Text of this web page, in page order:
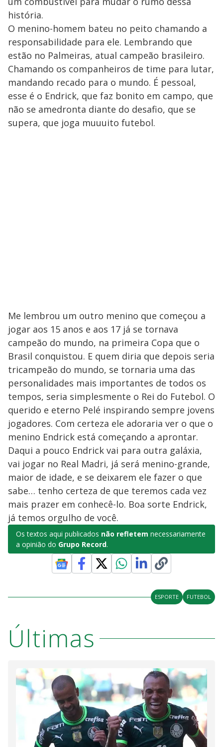
história.
O menino-homem bateu no peito chamando a
responsabilidade para ele. Lembrando que
estão no Palmeiras, atual campeão brasileiro.
Chamando os companheiros de time para lutar,
mandando recado para o mundo. É pessoal,
esse é o Endrick, que faz bonito em campo, que
não se amedronta diante do desafio, que se
supera, que joga muuuito futebol.
Me lembrou um outro menino que começou a
jogar aos 15 anos e aos 17 já se tornava
campeão do mundo, na primeira Copa que o
Brasil conquistou. E quem diria que depois seria
tricampeão do mundo, se tornaria uma das
personalidades mais importantes de todos os
tempos, seria simplesmente o Rei do Futebol. O
querido e eterno Pelé inspirando sempre jovens
jogadores. Com certeza ele adoraria ver o que o
menino Endrick está começando a aprontar.
Daqui a pouco Endrick vai para outra galáxia,
vai jogar no Real Madri, já será menino-grande,
maior de idade, e se deixarem ele fazer o que
sabe… tenho certeza de que teremos cada vez
mais prazer em conhecê-lo. Boa sorte Endrick,
já temos orgulho de você.
Os textos aqui publicados não refletem necessariamente
a opinião do Grupo Record.
ESPORTE FUTEBOL
Últimas